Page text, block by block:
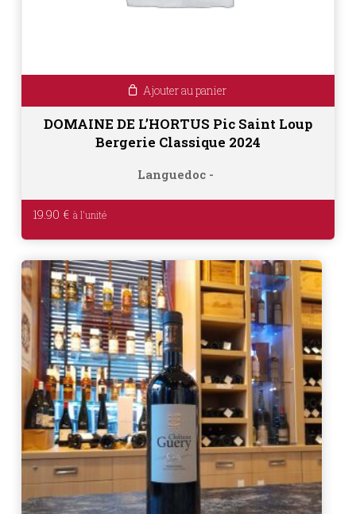
Ajouter au panier
DOMAINE DE L’HORTUS Pic Saint Loup
Bergerie Classique 2024
Languedoc
19.90 €